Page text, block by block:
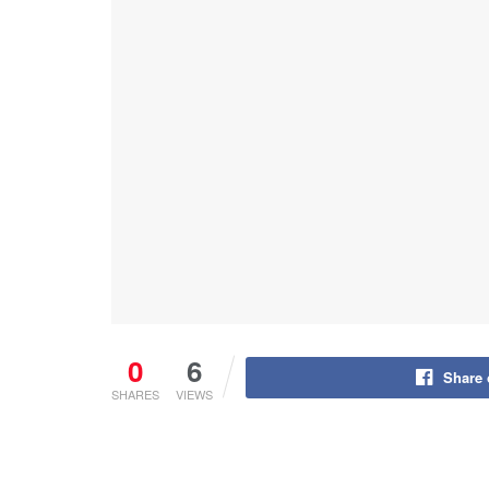
0
SHARES
6
VIEWS
Share